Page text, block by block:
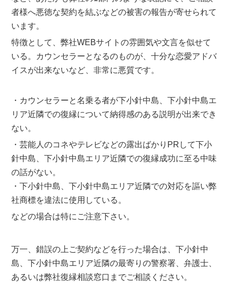
者様へ悪徳な契約を結ぶなどの被害の報告が寄せられて
います。
特徴として、弊社WEBサイトの雰囲気や文言を似せて
いる。カウンセラーとなるのものが、十分な恋愛アドバ
イスが出来ないなど、非常に悪質です。
・カウンセラーと名乗る者が下小針中島、下小針中島エ
リア近隣での復縁について納得感のある説明が出来でき
ない。
・芸能人のコネやテレビなどの露出ばかりPRして下小
針中島、下小針中島エリア近隣での復縁成功に至る中味
の話がない。
・下小針中島、下小針中島エリア近隣での対応を謳い弊
社商標を違法に使用している。
などの場合は特にご注意下さい。
万一、錯誤の上ご契約などを行った場合は、下小針中
島、下小針中島エリア近隣の最寄りの警察署、弁護士、
あるいは弊社復縁相談窓口までご相談ください。